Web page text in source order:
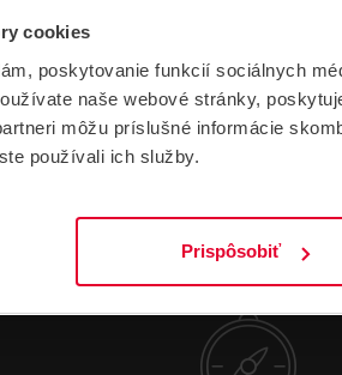
cookies
poskytovanie funkcií sociálnych
naše webové stránky,
môžu príslušné informácie
používali ich služby.
Prispôsobiť